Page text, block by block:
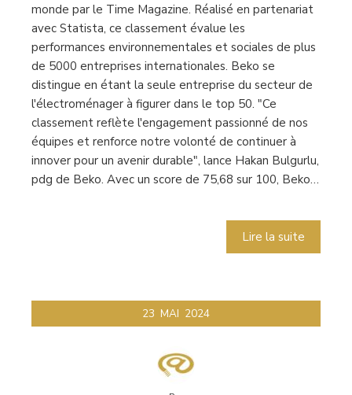
monde par le Time Magazine. Réalisé en partenariat
avec Statista, ce classement évalue les
performances environnementales et sociales de plus
de 5000 entreprises internationales. Beko se
distingue en étant la seule entreprise du secteur de
l'électroménager à figurer dans le top 50. "Ce
classement reflète l'engagement passionné de nos
équipes et renforce notre volonté de continuer à
innover pour un avenir durable", lance Hakan Bulgurlu,
pdg de Beko. Avec un score de 75,68 sur 100, Beko…
Lire la suite
23 MAI 2024